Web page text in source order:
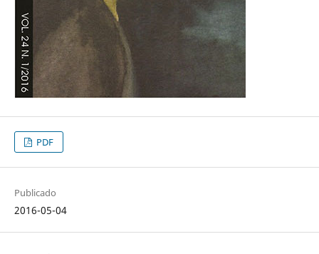
PDF
Publicado
2016-05-04